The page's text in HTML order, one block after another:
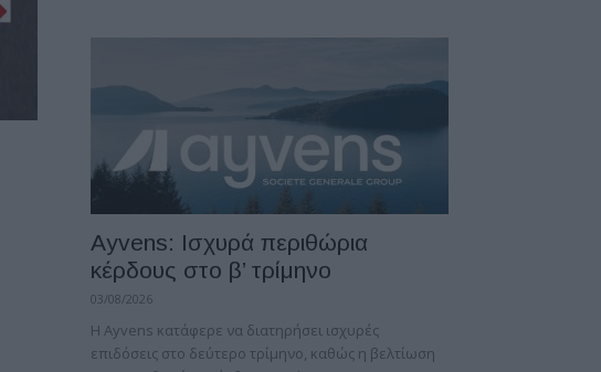
Ayvens: Iσχυρά περιθώρια
κέρδους στο β’ τρίμηνο
03/08/2026
Η Ayvens κατάφερε να διατηρήσει ισχυρές
επιδόσεις στο δεύτερο τρίμηνο, καθώς η βελτίωση